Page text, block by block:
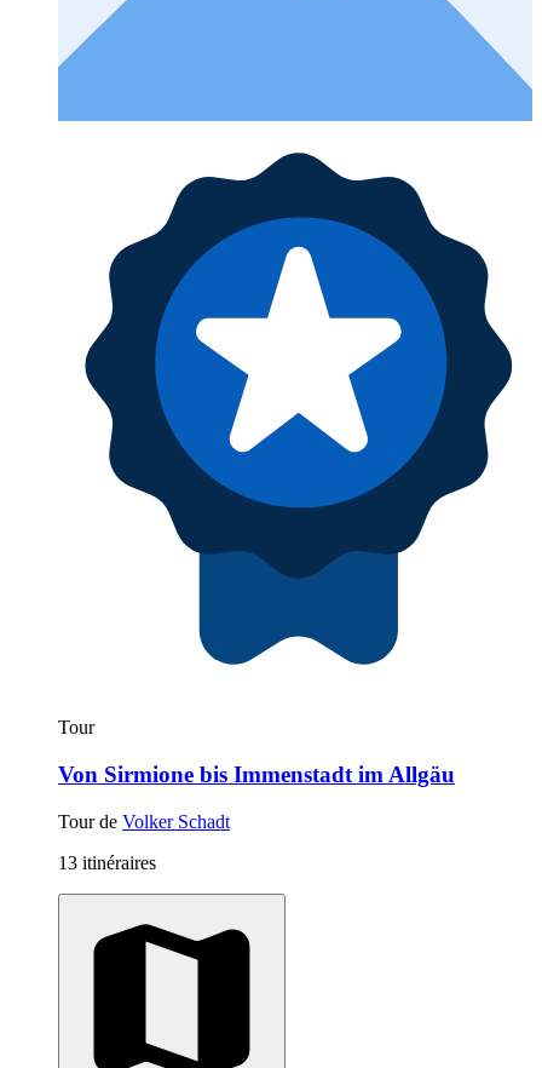
Tour
Von Sirmione bis Immenstadt im Allgäu
Tour de Volker Schadt
13 itinéraires